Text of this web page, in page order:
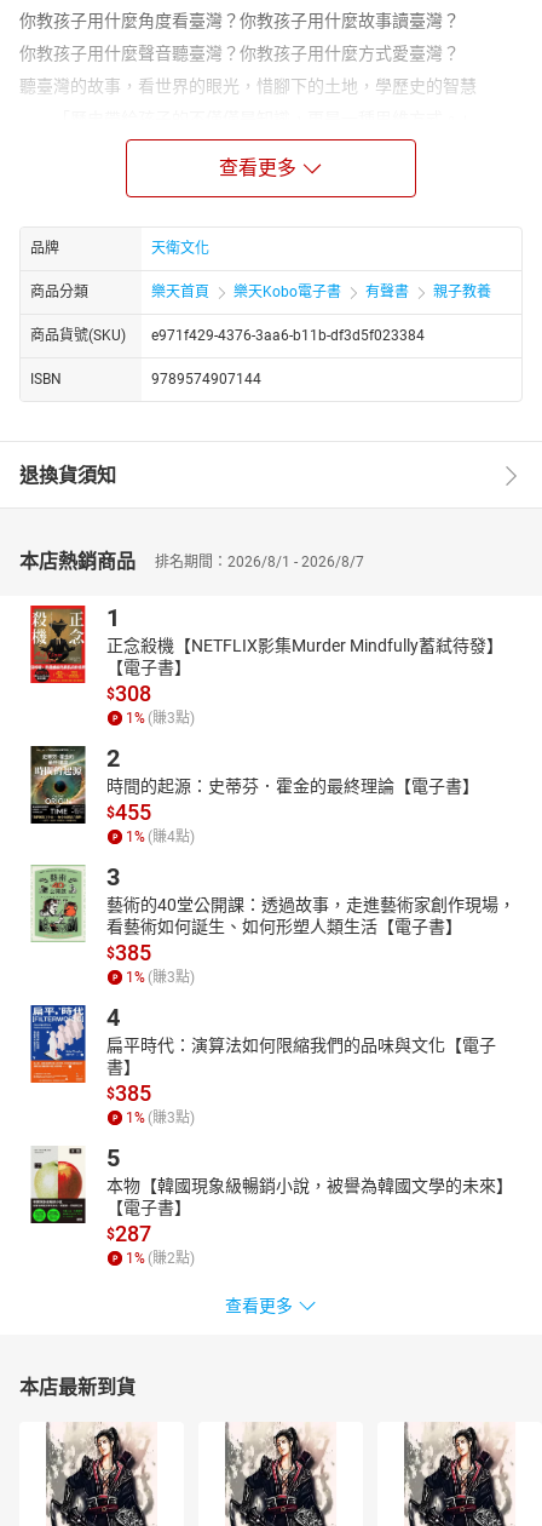
你教孩子用什麼角度看臺灣？你教孩子用什麼故事讀臺灣？
你教孩子用什麼聲音聽臺灣？你教孩子用什麼方式愛臺灣？
聽臺灣的故事，看世界的眼光，惜腳下的土地，學歷史的智慧
本套書以淺顯易懂的圖文介紹，搭配翔實的史料，帶領孩子走
進歷史舞台，從梅花鹿遍佈的遠古臺灣，到政經繁榮的新世紀，看
這些牽動著時代的人、事、物，如何說演臺灣的故事，同時拓展著
後人的路……。
哪一次的戰役奠定了臺海的安全？
想一想，紅葉少棒傳奇帶給你我哪些啟示呢？
說說看，近代的臺灣有哪些改革與建設？
臺灣、歷史、有聲故事、從古看今、歷史大事年表、國際觀、中國
有聲書
【本書特色】
1****小故事，大道理
本套書共有62則故事，精選影響臺灣歷史的人、事、物，主題
遍及生態、藝術、宗教、教育、產業、自治運動、交通建設等各個
2****親子討論促思考
每一篇故事皆附「從古看今」賞析，引導親子共讀與討論，藉
由閱讀過去，思考現在，創造未來。
3****從臺灣連結世界
特別企畫｢註釋｣，深入淺出地解說臺灣史小知識；｢歷史年代
表｣，除了臺灣史年代表外，也對應中國大陸及世界的歷史事件，為
孩子提供全方位的學習。
4****延伸學習樂無窮
每冊書後特別設計「知識補給站」單元，利用互動遊戲如連連
看、走迷宮、心智圖、5W1H、曼陀羅思考法等，訓練孩子認知理
解、分析評估、解決問題等能力，是家長與教師最佳的補充教材，
以及12年國教新課綱最佳延伸學習！
「知識補給站」設計者
葛琦霞／悅讀學堂執行長
邱怜惠／臺北市博愛國小教師
李欣蓉／基隆市中正國小校長
張碧珊／臺北市關渡國小教師
傅宓慧／桃園市龍星國小教師
廖姿婷／雲林縣中山國小教師
鄭潓妏／基隆市深美國小教師
顧翠琴／資深閱讀推廣講師
作（編）者簡介
查看更多
品牌 天衛文化
商品分類 樂天首頁 樂天Kobo電子書 有聲書 親子教養
商品貨號(SKU) e971f429-4376-3aa6-b11b-df3d5f023384
ISBN 9789574907144
退換貨須知
本店熱銷商品 排名期間：2026/8/1 - 2026/8/7
1
正念殺機【NETFLIX影集Murder Mindfully蓄弒待發】
【電子書】
$308
1 % (賺3點)
2
時間的起源：史蒂芬．霍金的最終理論【電子書】
$455
1 % (賺4點)
3
藝術的40堂公開課：透過故事，走進藝術家創作現場，
看藝術如何誕生、如何形塑人類生活【電子書】
$385
1 % (賺3點)
4
扁平時代：演算法如何限縮我們的品味與文化【電子
書】
$385
1 % (賺3點)
5
本物【韓國現象級暢銷小說，被譽為韓國文學的未來】
【電子書】
$287
1 % (賺2點)
查看更多
本店最新到貨